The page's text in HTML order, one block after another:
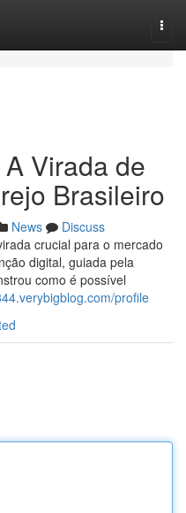
Virada de
Brasileiro
News
Discuss
crucial para o mercado
digital, guiada pela
como é possível
profile